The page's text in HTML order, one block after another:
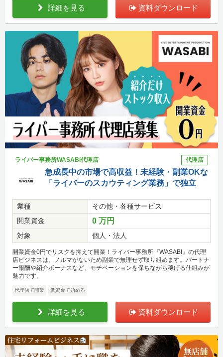
詳細を見る 資料ダウンロード
ライバー事務所WASABI代理店 代理店
急成長中の市場で高収益！未経験・副業OKな
「ライバーのスカウティング業務」で独立
業種
その他・各種サービス
開業資金
0 万円
対象 個人・法人
開業資金0円でリスクを抑えて開業！ライバー事務所『WASABI』の代理
店ビジネスは、ノルマがないため副業で無理せず取り組めます。パートナ
ー報酬や紹介ボーナスなど、モチベーションを保ちながら稼げる仕組みが
魅力です。
代理店で開業 低資金で始める
詳細を見る 資料ダウンロード